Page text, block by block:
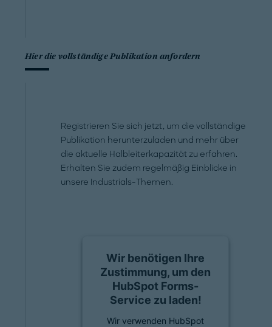
Hier die vollständige Publikation anfordern
Registrieren Sie sich jetzt, um die vollständige
Publikation herunterzuladen und mehr über
die aktuelle Halbleiterkapazität zu erfahren.
Erhalten Sie zudem regelmäßig Einblicke in
unsere Industrials-Themen.
Wir benötigen Ihre
Zustimmung, um den
HubSpot Forms-
Service zu laden!
Wir verwenden HubSpot